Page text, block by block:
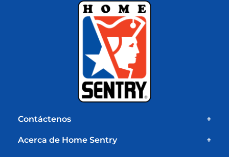
Contáctenos +
Acerca de Home Sentry +